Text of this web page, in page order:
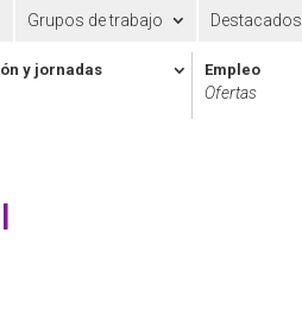
Grupos de trabajo Destacados
y jornadas Empleo
Ofertas